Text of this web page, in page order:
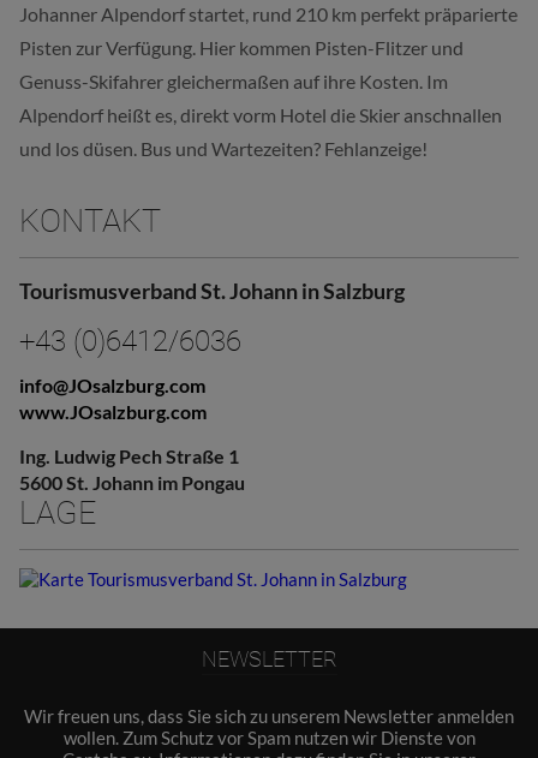
Johanner Alpendorf startet, rund 210 km perfekt präparierte
Pisten zur Verfügung. Hier kommen Pisten-Flitzer und
Genuss-Skifahrer gleichermaßen auf ihre Kosten. Im
Alpendorf heißt es, direkt vorm Hotel die Skier anschnallen
und los düsen. Bus und Wartezeiten? Fehlanzeige!
KONTAKT
Tourismusverband St. Johann in Salzburg
+43 (0)6412/6036
info@JOsalzburg.com
www.JOsalzburg.com
Ing. Ludwig Pech Straße 1
5600 St. Johann im Pongau
LAGE
NEWSLETTER
Wir freuen uns, dass Sie sich zu unserem Newsletter anmelden
wollen. Zum Schutz vor Spam nutzen wir Dienste von